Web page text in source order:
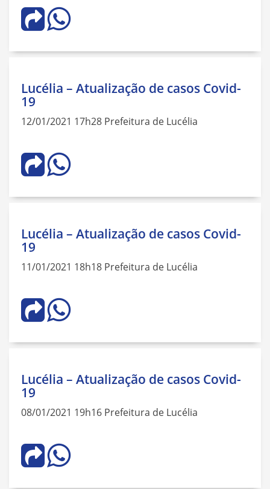
Lucélia – Atualização de casos Covid-
19
12/01/2021 17h28 Prefeitura de Lucélia
Lucélia – Atualização de casos Covid-
19
11/01/2021 18h18 Prefeitura de Lucélia
Lucélia – Atualização de casos Covid-
19
08/01/2021 19h16 Prefeitura de Lucélia